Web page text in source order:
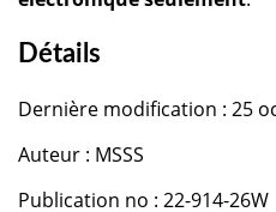
Détails
Dernière modification : 25
Auteur : MSSS
Publication no : 22-914-26W